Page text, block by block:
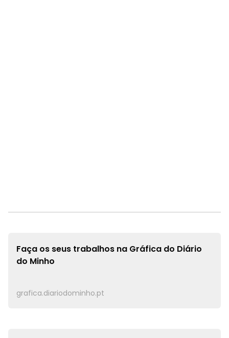
Faça os seus trabalhos na Gráfica do Diário
do Minho
grafica.diariodominho.pt